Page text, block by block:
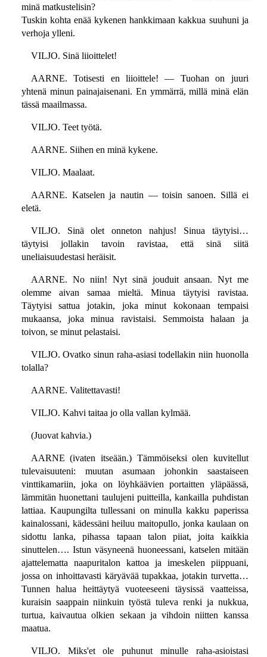
minä matkustelisin?
Tuskin kohta enää kykenen hankkimaan kakkua suuhuni ja
verhoja ylleni.
VILJO. Sinä liioittelet!
AARNE. Totisesti en liioittele! — Tuohan on juuri
yhtenä minun painajaisenani. En ymmärrä, millä minä elän
tässä maailmassa.
VILJO. Teet työtä.
AARNE. Siihen en minä kykene.
VILJO. Maalaat.
AARNE. Katselen ja nautin — toisin sanoen. Sillä ei
eletä.
VILJO. Sinä olet onneton nahjus! Sinua täytyisi…
täytyisi jollakin tavoin ravistaa, että sinä siitä
uneliaisuudestasi heräisit.
AARNE. No niin! Nyt sinä jouduit ansaan. Nyt me
olemme aivan samaa mieltä. Minua täytyisi ravistaa.
Täytyisi sattua jotakin, joka minut kokonaan tempaisi
mukaansa, joka minua ravistaisi. Semmoista halaan ja
toivon, se minut pelastaisi.
VILJO. Ovatko sinun raha-asiasi todellakin niin huonolla
tolalla?
AARNE. Valitettavasti!
VILJO. Kahvi taitaa jo olla vallan kylmää.
(Juovat kahvia.)
AARNE (ivaten itseään.) Tämmöiseksi olen kuvitellut
tulevaisuuteni: muutan asumaan johonkin saastaiseen
vinttikamariin, joka on löyhkäävien portaitten yläpäässä,
lämmitän huonettani taulujeni puitteilla, kankailla puhdistan
lattiaa. Kaupungilta tullessani on minulla kakku paperissa
kainalossani, kädessäni heiluu maitopullo, jonka kaulaan on
sidottu lanka, pihassa tapaan talon piiat, joita kaikkia
sinuttelen…. Istun väsyneenä huoneessani, katselen mitään
ajattelematta naapuritalon kattoa ja imeskelen piippuani,
jossa on inhoittavasti käryävää tupakkaa, jotakin turvetta…
Tunnen halua heittäytyä vuoteeseeni täysissä vaatteissa,
kuraisin saappain niinkuin työstä tuleva renki ja nukkua,
turtua, kaivautua olkien sekaan ja vihdoin niitten kanssa
maatua.
VILJO. Miks'et ole puhunut minulle raha-asioistasi